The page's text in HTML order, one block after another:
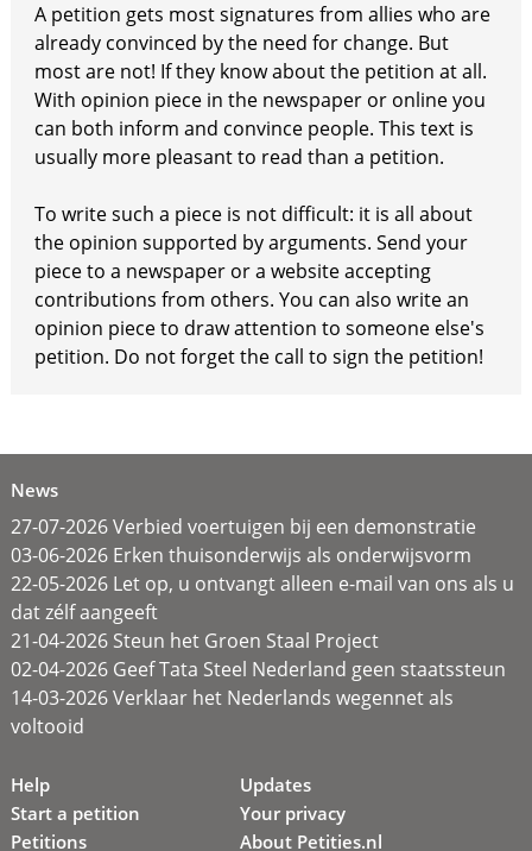
A petition gets most signatures from allies who are
already convinced by the need for change. But
most are not! If they know about the petition at all.
With opinion piece in the newspaper or online you
can both inform and convince people. This text is
usually more pleasant to read than a petition.
To write such a piece is not difficult: it is all about
the opinion supported by arguments. Send your
piece to a newspaper or a website accepting
contributions from others. You can also write an
opinion piece to draw attention to someone else's
petition. Do not forget the call to sign the petition!
News
27-07-2026 Verbied voertuigen bij een demonstratie
03-06-2026 Erken thuisonderwijs als onderwijsvorm
22-05-2026 Let op, u ontvangt alleen e-mail van ons als u
dat zélf aangeeft
21-04-2026 Steun het Groen Staal Project
02-04-2026 Geef Tata Steel Nederland geen staatssteun
14-03-2026 Verklaar het Nederlands wegennet als
voltooid
Help
Start a petition
Petitions
Updates
Your privacy
About Petities.nl